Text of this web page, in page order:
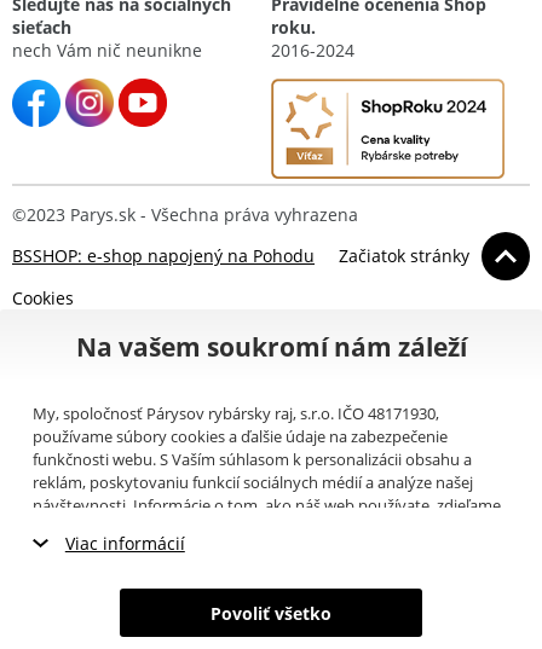
Sledujte nás na sociálnych
sieťach
nech Vám nič neunikne
Pravidelné ocenenia Shop
roku.
2016-2024
©2023 Parys.sk - Všechna práva vyhrazena
BSSHOP: e-shop napojený na Pohodu
Začiatok stránky
Cookies
Na vašem soukromí nám záleží
My, spoločnosť Párysov rybársky raj, s.r.o. IČO 48171930,
používame súbory cookies a ďalšie údaje na zabezpečenie
funkčnosti webu. S Vaším súhlasom k personalizácii obsahu a
reklám, poskytovaniu funkcií sociálnych médií a analýze našej
návštevnosti. Informácie o tom, ako náš web používate, zdieľame
(napríklad Google).Tu
informáciami, ktoré ste im poskytli alebo ktoré získali v dôsledku
toho, že používate ich služby. Tieto údaje zahŕňajú cookies, dáta z
ďalších úložísk, IP adresu a ďalšie informácie spojené s prezeraním
Viac informácií
Nevyhnutné cookies
Marketingové cookies
Povoliť všetko